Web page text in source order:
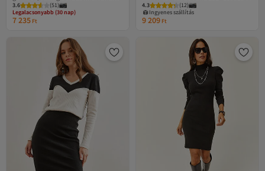
ELB-19002024
3.6 (51)
Legalacsonyabb (30 nap)
Ingyenes szállítás 7500 Ft felett
Legalacsonyabb (30 nap)
7 235 Ft
4.3 (12)
Ingyenes szállítás
9 209 Ft